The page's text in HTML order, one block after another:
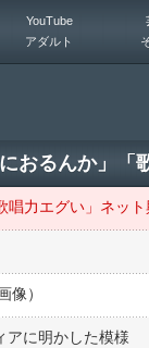
YouTube
アダルト
おるんか」「
唱力エグい」ネット
像）
アに明かした模様